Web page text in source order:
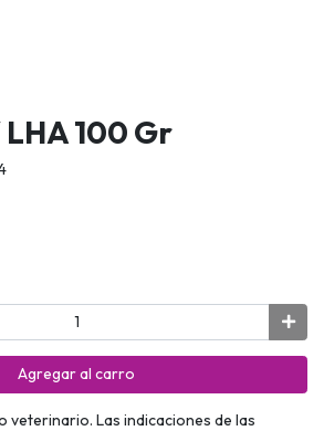
100 Gr
Agregar al carro
veterinario. Las indicaciones de las